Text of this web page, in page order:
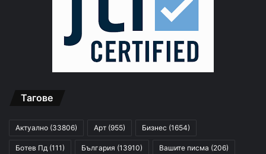
Тагове
Актуално (33806) Арт (955) Бизнес (1654)
Ботев Пд (111) България (13910) Вашите писма (206)